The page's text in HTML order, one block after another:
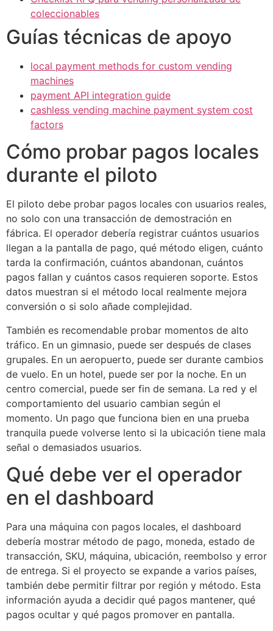
coleccionables
Guías técnicas de apoyo
local payment methods for custom vending
machines
payment API integration guide
cashless vending machine payment system cost
factors
Cómo probar pagos locales
durante el piloto
El piloto debe probar pagos locales con usuarios reales,
no solo con una transacción de demostración en
fábrica. El operador debería registrar cuántos usuarios
llegan a la pantalla de pago, qué método eligen, cuánto
tarda la confirmación, cuántos abandonan, cuántos
pagos fallan y cuántos casos requieren soporte. Estos
datos muestran si el método local realmente mejora
conversión o si solo añade complejidad.
También es recomendable probar momentos de alto
tráfico. En un gimnasio, puede ser después de clases
grupales. En un aeropuerto, puede ser durante cambios
de vuelo. En un hotel, puede ser por la noche. En un
centro comercial, puede ser fin de semana. La red y el
comportamiento del usuario cambian según el
momento. Un pago que funciona bien en una prueba
tranquila puede volverse lento si la ubicación tiene mala
señal o demasiados usuarios.
Qué debe ver el operador
en el dashboard
Para una máquina con pagos locales, el dashboard
debería mostrar método de pago, moneda, estado de
transacción, SKU, máquina, ubicación, reembolso y error
de entrega. Si el proyecto se expande a varios países,
también debe permitir filtrar por región y método. Esta
información ayuda a decidir qué pagos mantener, qué
pagos ocultar y qué pagos promover en pantalla.